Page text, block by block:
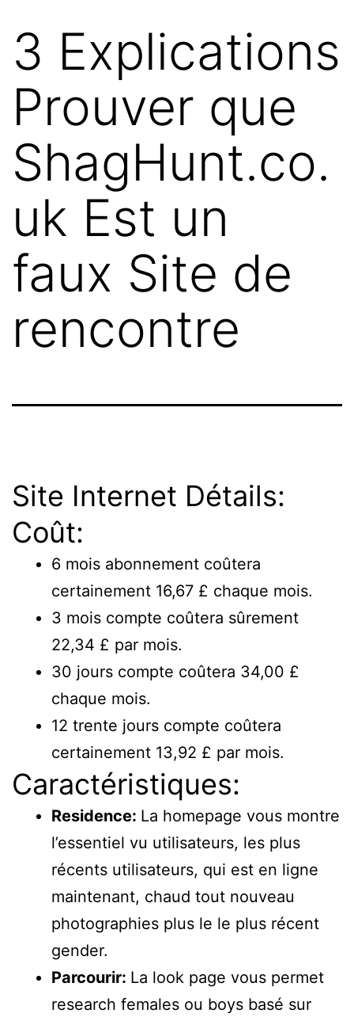
Skip
content
3 Explications
Prouver que
ShagHunt.co.
uk Est un
faux Site de
rencontre
Site Internet Détails:
Coût:
6 mois abonnement coûtera
certainement 16,67 £ chaque mois.
3 mois compte coûtera sûrement
22,34 £ par mois.
30 jours compte coûtera 34,00 £
chaque mois.
12 trente jours compte coûtera
certainement 13,92 £ par mois.
Caractéristiques:
Residence: La homepage vous montre
l’essentiel vu utilisateurs, les plus
récents utilisateurs, qui est en ligne
maintenant, chaud tout nouveau
photographies plus le le plus récent
gender.
Parcourir: La look page vous permet
research females ou boys basé sur